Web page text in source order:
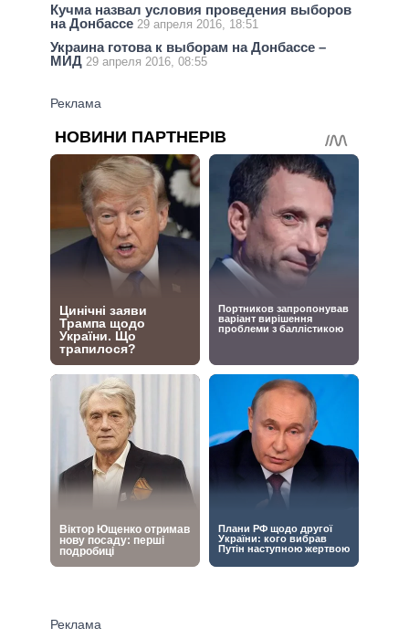
Кучма назвал условия проведения выборов
на Донбассе 29 апреля 2016, 18:51
Украина готова к выборам на Донбассе –
МИД 29 апреля 2016, 08:55